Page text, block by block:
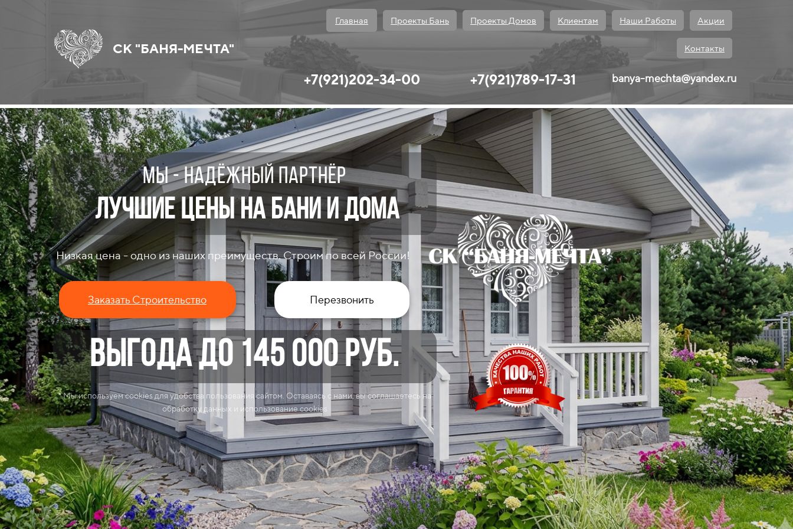
СК "БАНЯ-МЕЧТА"
Главная Проекты Бань Проекты Домов Клиентам Наши Работы Акции
Контакты
+7(921)202-34-00 +7(921)789-17-31 banya-mechta@yandex.ru
мы - надёжный партнёр
Лучшие цены на бани и дома
Низкая цена - одно из наших преимуществ. Строим по всей России!
Заказать Строительство Перезвонить
ВЫГОДА до 145 000руб.
* Мы используем cookies для удобства пользования сайтом. Оставаясь с нами, вы соглашаетесь на
обработку данных и использование cookies